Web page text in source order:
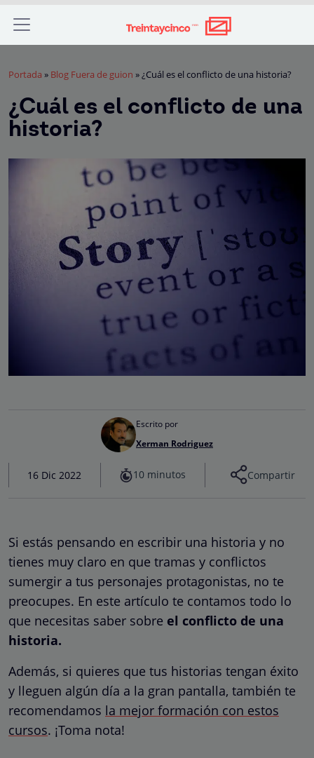
Portada » Blog Fuera de guion »¿Cuál es el conflicto de una historia?
¿Cuál es el conflicto de una
historia?
Escrito por
Xerman Rodriguez
16 Dic 2022 10 minutos Compartir
Si estás pensando en escribir una historia y no
tienes muy claro en que tramas y conflictos
sumergir a tus personajes protagonistas, no te
preocupes. En este artículo te contamos todo lo
que necesitas saber sobre el conflicto de una
historia.
Además, si quieres que tus historias tengan éxito
y lleguen algún día a la gran pantalla, también te
recomendamos la mejor formación con estos
cursos. ¡Toma nota!